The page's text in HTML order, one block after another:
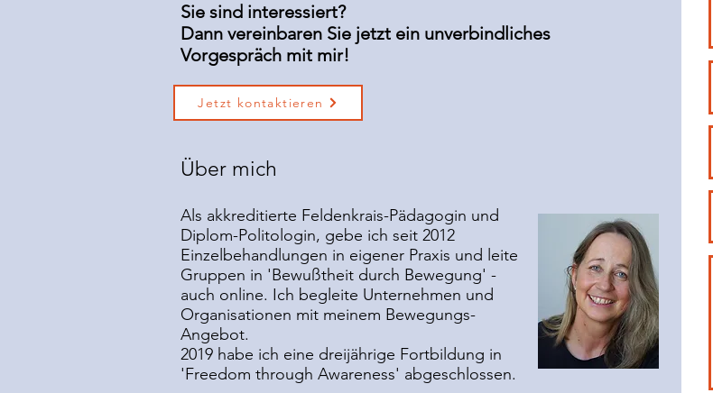
Sie sind interessiert?
Dann vereinbaren Sie jetzt ein unverbindliches
Vorgespräch mit mir!
Über mich
Als akkreditierte Feldenkrais-Pädagogin und
Diplom-Politologin, gebe ich seit 2012
Einzelbehandlungen in eigener Praxis und leite
Gruppen in 'Bewußtheit durch Bewegung' -
auch online. Ich begleite Unternehmen und
Organisationen mit meinem Bewegungs-
Angebot.
2019 habe ich eine dreijährige Fortbildung in
'Freedom through Awareness' abgeschlossen.
Jetzt kontaktieren